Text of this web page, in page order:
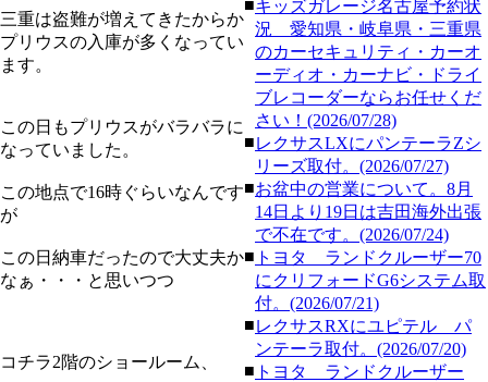
三重は盗難が増えてきたからか
プリウスの入庫が多くなってい
ます。
この日もプリウスがバラバラに
なっていました。
この地点で16時ぐらいなんです
が
この日納車だったので大丈夫か
なぁ・・・と思いつつ
コチラ2階のショールーム、
■キッズガレージ名古屋予約状
況 愛知県・岐阜県・三重県
のカーセキュリティ・カーオ
ーディオ・カーナビ・ドライ
ブレコーダーならお任せくだ
さい！(2026/07/28)
■レクサスLXにパンテーラZシ
リーズ取付。(2026/07/27)
■お盆中の営業について。8月
14日より19日は吉田海外出張
で不在です。(2026/07/24)
■ トヨタ ランドクルーザー70
にクリフォードG6システム取
付。(2026/07/21)
■レクサスRXにユピテル パ
ンテーラ取付。(2026/07/20)
■ トヨタ ランドクルーザー